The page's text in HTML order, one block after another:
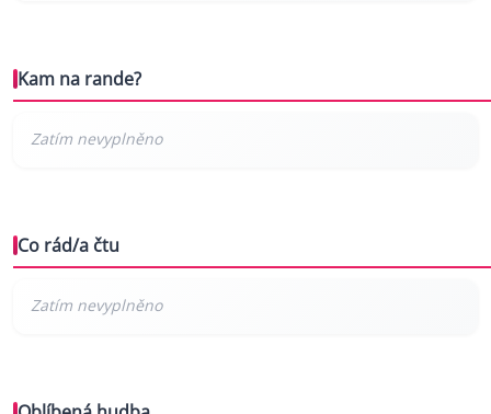
Kam na rande?
Co rád/a čtu